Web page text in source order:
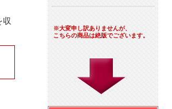
収
※大変申し訳ありませんが、
こちらの商品は絶版でございます。